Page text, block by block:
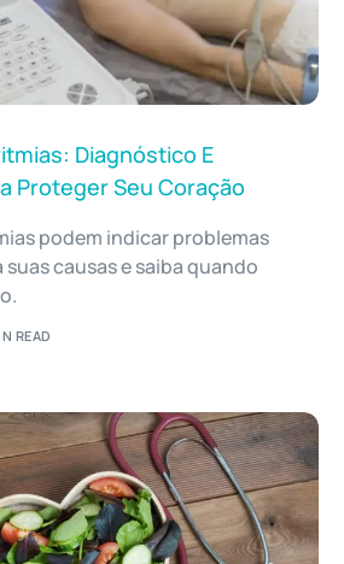
Diagnóstico E
Proteger Seu Coração
podem indicar problemas
causas e saiba quando
READ